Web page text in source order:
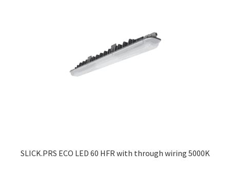
SLICK.PRS ECO LED 60 HFR with through wiring 5000K